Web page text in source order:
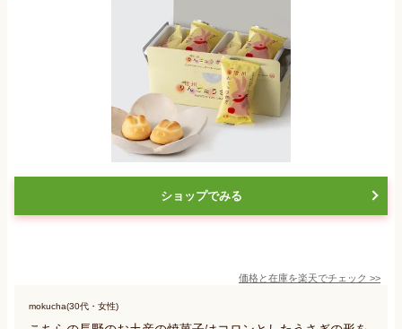
ショップでみる
価格と在庫を楽天でチェック >>
mokucha(30代・女性)